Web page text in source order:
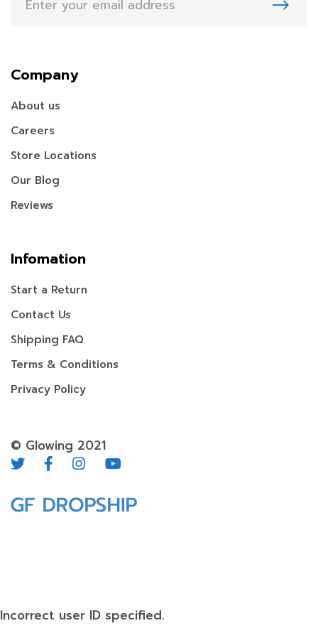
Company
About us
Careers
Store Locations
Our Blog
Reviews
Infomation
Start a Return
Contact Us
Shipping FAQ
Terms & Conditions
Privacy Policy
© Glowing 2021
Incorrect user ID specified.